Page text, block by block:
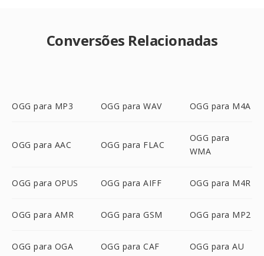
Conversões Relacionadas
OGG para MP3 OGG para WAV OGG para M4A
OGG para AAC OGG para FLAC
OGG para
WMA
OGG para OPUS OGG para AIFF OGG para M4R
OGG para AMR OGG para GSM OGG para MP2
OGG para OGA OGG para CAF OGG para AU